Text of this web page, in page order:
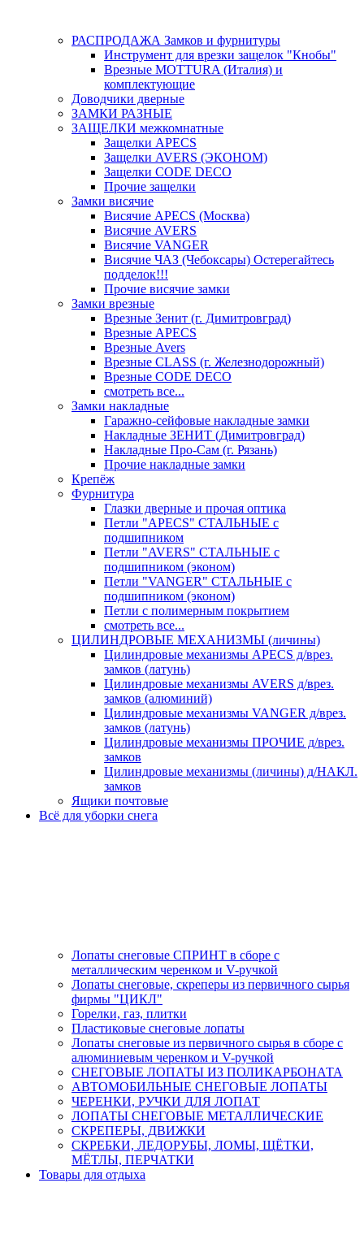
РАСПРОДАЖА Замков и фурнитуры
Инструмент для врезки защелок "Кнобы"
Врезные MOTTURA (Италия) и
комплектующие
Доводчики дверные
ЗАМКИ РАЗНЫЕ
ЗАЩЕЛКИ межкомнатные
Защелки APECS
Защелки AVERS (ЭКОНОМ)
Защелки CODE DECO
Прочие защелки
Замки висячие
Висячие APECS (Москва)
Висячие AVERS
Висячие VANGER
Висячие ЧАЗ (Чебоксары) Остерегайтесь
подделок!!!
Прочие висячие замки
Замки врезные
Врезные Зенит (г. Димитровград)
Врезные APECS
Врезные Avers
Врезные CLASS (г. Железнодорожный)
Врезные CODE DECO
смотреть все...
Замки накладные
Гаражно-сейфовые накладные замки
Накладные ЗЕНИТ (Димитровград)
Накладные Про-Сам (г. Рязань)
Прочие накладные замки
Крепёж
Фурнитура
Глазки дверные и прочая оптика
Петли "APECS" СТАЛЬНЫЕ с
подшипником
Петли "AVERS" СТАЛЬНЫЕ с
подшипником (эконом)
Петли "VANGER" СТАЛЬНЫЕ с
подшипником (эконом)
Петли с полимерным покрытием
смотреть все...
ЦИЛИНДРОВЫЕ МЕХАНИЗМЫ (личины)
Цилиндровые механизмы APECS д/врез.
замков (латунь)
Цилиндровые механизмы AVERS д/врез.
замков (алюминий)
Цилиндровые механизмы VANGER д/врез.
замков (латунь)
Цилиндровые механизмы ПРОЧИЕ д/врез.
замков
Цилиндровые механизмы (личины) д/НАКЛ.
замков
Ящики почтовые
Всё для уборки снега
Лопаты снеговые СПРИНТ в сборе с
металлическим черенком и V-ручкой
Лопаты снеговые, скреперы из первичного сырья
фирмы "ЦИКЛ"
Горелки, газ, плитки
Пластиковые снеговые лопаты
Лопаты снеговые из первичного сырья в сборе с
алюминиевым черенком и V-ручкой
СНЕГОВЫЕ ЛОПАТЫ ИЗ ПОЛИКАРБОНАТА
АВТОМОБИЛЬНЫЕ СНЕГОВЫЕ ЛОПАТЫ
ЧЕРЕНКИ, РУЧКИ ДЛЯ ЛОПАТ
ЛОПАТЫ СНЕГОВЫЕ МЕТАЛЛИЧЕСКИЕ
СКРЕПЕРЫ, ДВИЖКИ
СКРЕБКИ, ЛЕДОРУБЫ, ЛОМЫ, ЩЁТКИ,
МЁТЛЫ, ПЕРЧАТКИ
Товары для отдыха